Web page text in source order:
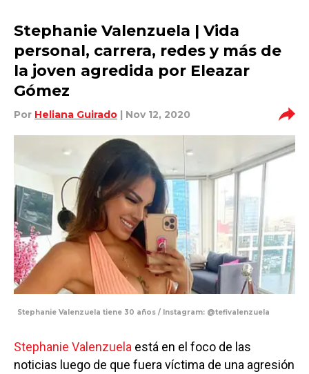
Stephanie Valenzuela | Vida
personal, carrera, redes y más de
la joven agredida por Eleazar
Gómez
Por Heliana Guirado | Nov 12, 2020
Stephanie Valenzuela tiene 30 años / Instagram: @tefivalenzuela
Stephanie Valenzuela está en el foco de las
noticias luego de que fuera víctima de una agresión